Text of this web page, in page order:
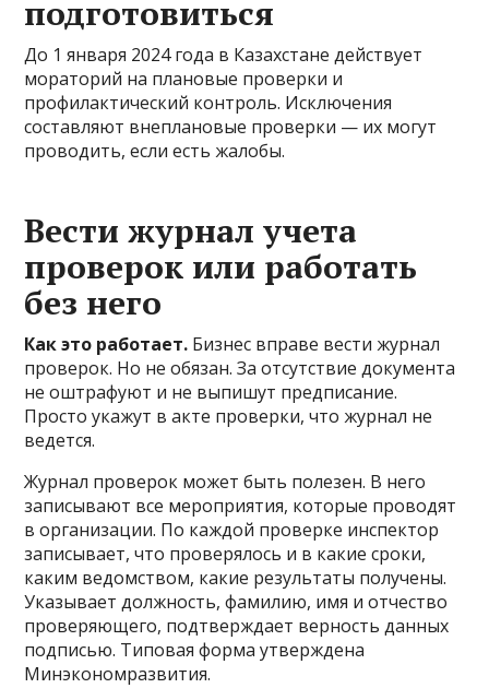
подготовиться
До 1 января 2024 года в Казахстане действует
мораторий на плановые проверки и
профилактический контроль. Исключения
составляют внеплановые проверки — их могут
проводить, если есть жалобы.
Вести журнал учета
проверок или работать
без него
Как это работает. Бизнес вправе вести журнал
проверок. Но не обязан. За отсутствие документа
не оштрафуют и не выпишут предписание.
Просто укажут в акте проверки, что журнал не
ведется.
Журнал проверок может быть полезен. В него
записывают все мероприятия, которые проводят
в организации. По каждой проверке инспектор
записывает, что проверялось и в какие сроки,
каким ведомством, какие результаты получены.
Указывает должность, фамилию, имя и отчество
проверяющего, подтверждает верность данных
подписью. Типовая форма утверждена
Минэкономразвития.